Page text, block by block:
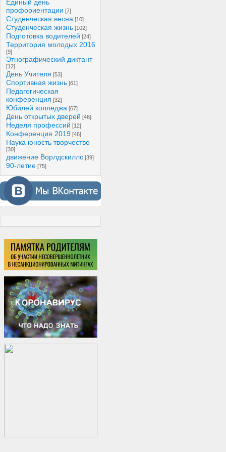
Единый день
профориентации [7]
Студенческая весна [10]
Студенческая жизнь [102]
Подготовка водителей [24]
Территория молодых 2016
[9]
Этнографический диктант
[12]
День Учителя [53]
Спортивная жизнь [61]
Педагогическая
конференция [32]
Юбилей колледжа [67]
День открытых дверей [46]
Неделя профессий [12]
Конференция 2019 [46]
Наука юность творчество
[30]
движение Ворлдскиллс [39]
90-летие [75]